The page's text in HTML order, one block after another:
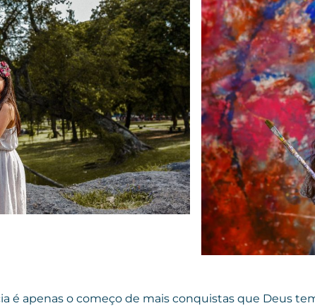
é apenas o começo de mais conquistas que Deus